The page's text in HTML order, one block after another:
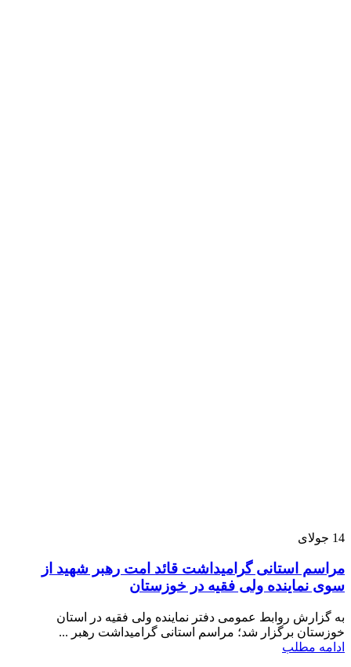
14 جولای
مراسم استانی گرامیداشت قائد امت رهبر شهید از
سوی نماینده ولی فقیه در خوزستان
به گزارش روابط عمومی دفتر نماینده ولی فقیه در استان
خوزستان برگزار شد؛ مراسم استانی گرامیداشت رهبر ...
ادامه مطلب